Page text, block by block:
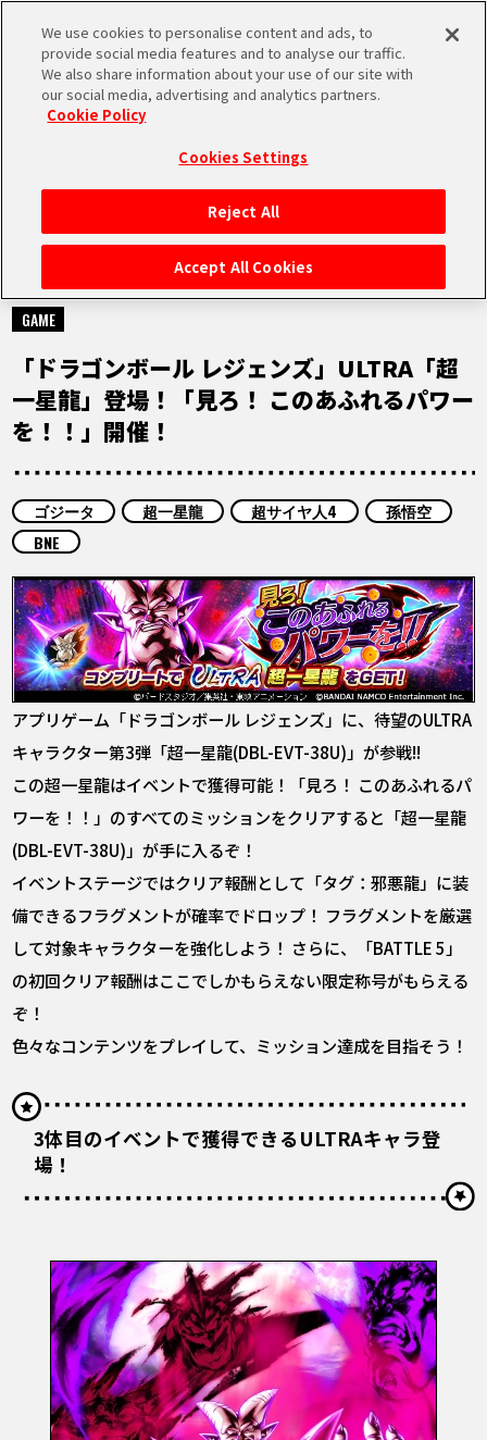
MEN
HOME
NEWS
RANKING
MOVIE
COLUMNS
ABOUT
LANGUAGE
JP
EN FR DE ES
NEWS
2021.10.27
GAME
「ドラゴンボール レジェンズ」ULTRA「超
一星龍」登場！「見ろ！ このあふれるパワー
を！！」開催！
ゴジータ 超一星龍 超サイヤ人4
孫悟空
BNE
アプリゲーム「ドラゴンボール レジェンズ」に、待望のULTRA
キャラクター第3弾「超一星龍(DBL-EVT-38U)」が参戦!!
この超一星龍はイベントで獲得可能！「見ろ！ このあふれるパ
ワーを！！」のすべてのミッションをクリアすると「超一星龍
(DBL-EVT-38U)」が手に入るぞ！
イベントステージではクリア報酬として「タグ：邪悪龍」に装
備できるフラグメントが確率でドロップ！ フラグメントを厳選
して対象キャラクターを強化しよう！ さらに、「BATTLE 5」
の初回クリア報酬はここでしかもらえない限定称号がもらえる
ぞ！
色々なコンテンツをプレイして、ミッション達成を目指そう！
3体目のイベントで獲得できるULTRAキャラ登
場！
We use cookies to personalise content and ads, to
provide social media features and to analyse our traffic.
We also share information about your use of our site with
our social media, advertising and analytics partners.
Cookie Policy
Cookies Settings
Reject All
Accept All Cookies